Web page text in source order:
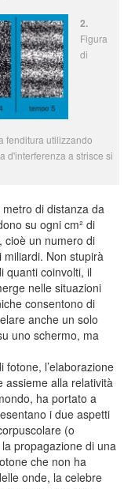
2.
Figura
di
fenditura utilizzando
d'interferenza a strisce si
di distanza da
su ogni cm² di
cioè un numero di
Non stupirà
quanti coinvolti, il
nelle situazioni
consentono di
anche un solo
uno schermo, ma
fotone, l’elaborazione
assieme alla relatività
ha portato a
i due aspetti
(o
propagazione di una
che non ha
onde, la celebre